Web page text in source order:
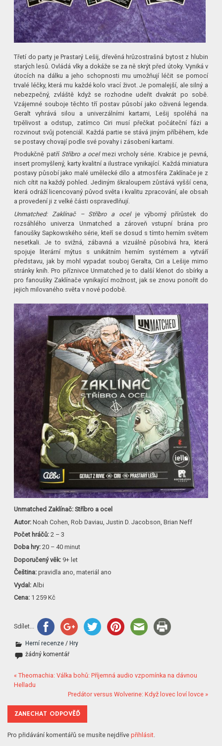
Třetí do party je Prastarý Lešij, dřevěná hrůzostrašná bytost z hlubin
starých lesů. Ovládá vlky a dokáže se za ně skrýt před útoky. Vyniká v
útocích na dálku a jeho schopnosti mu umožňují léčit se pomocí
trvalé léčky, která mu každé kolo vrací život. Je pomalejší, ale silný a
nebezpečný, zvláště když se rozhodne udeřit dvakrát po sobě.
Vzájemné souboje těchto tří postav působí jako oživená legenda.
Geralt vyhrává silou a univerzálními kartami, Lešij spoléhá na
trpělivost a odstup, zatímco Ciri musí přečkat počáteční fázi a
rozvinout svůj potenciál. Každá partie se stává jiným příběhem, kde
se postavy chovají podle své povahy i zásobení kartami.
Produkčně patří Stříbro a ocelmezi vrcholy série. Krabice je pevná,
insert promyšlený, karty kvalitní a ilustrace vynikající. Každá miniatura
postavy působí jako malé umělecké dílo a atmosféra Zaklínače je z
nich cítit na každý pohled. Jediným škraloupem zůstává vyšší cena,
která odráží licencovaný původ světa i kvalitu zpracování, ale obsah
a provedení ji z velké části ospravedlňují.
Unmatched: Zaklínač – Stříbro a ocelje výborný přírůstek do
rozsáhlého univerza Unmatched a zároveň vstupní brána pro
fanoušky Sapkowského série, kteří se dosud s tímto herním světem
nesetkali. Je to svižná, zábavná a vizuálně působivá hra, která
spojuje literární mýtus s unikátním herním systémem a vytváří
představu, jak by mohl vypadat souboj Geralta, Ciri a Lešije mimo
stránky knih. Pro příznivce Unmatched je to další klenot do sbírky a
pro fanoušky Zaklínače vynikající možnost, jak se znovu ponořit do
jejich milovaného světa v nové podobě.
Unmatched Zaklínač: Stříbro a ocel
Autor: Noah Cohen, Rob Daviau, Justin D. Jacobson, Brian Neff
Počet hráčů: 2 – 3
Doba hry: 20 – 40 minut
Doporučený věk: 9+ let
Čeština: pravidla ano, materiál ano
Vydal: Albi
Cena: 1 259 Kč
Sdílet...
Herní recenze /Hry
žádný komentář
« Theomachia: Válka bohů: Příjemná audio vzpomínka na dávnou
Helladu
Predátor versus Wolverine: Když lovec loví lovce »
ZANECHAT ODPOVĚĎ
Pro přidávání komentářů se musíte nejdřívepřihlásit